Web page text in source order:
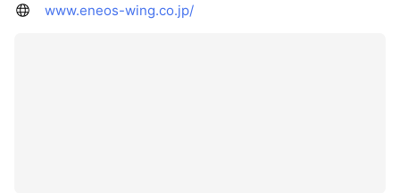
www.eneos-wing.co.jp/